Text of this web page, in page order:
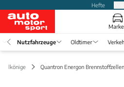
Hefte
Nutzfahrzeuge Oldtimer
Erlkönige Quantron Energon